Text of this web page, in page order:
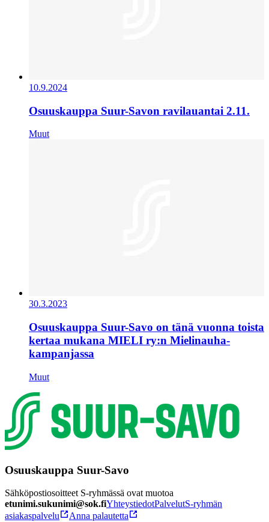
10.9.2024
Osuuskauppa Suur-Savon ravilauantai 2.11.
Muut
30.3.2023
Osuuskauppa Suur-Savo on tänä vuonna toista
kertaa mukana MIELI ry:n Mielinauha-
kampanjassa
Muut
Osuuskauppa Suur-Savo
Sähköpostiosoitteet S-ryhmässä ovat muotoa
etunimi.sukunimi@sok.fiYhteystiedotPalvelutS-ryhmän
asiakaspalvelu
Anna palautetta